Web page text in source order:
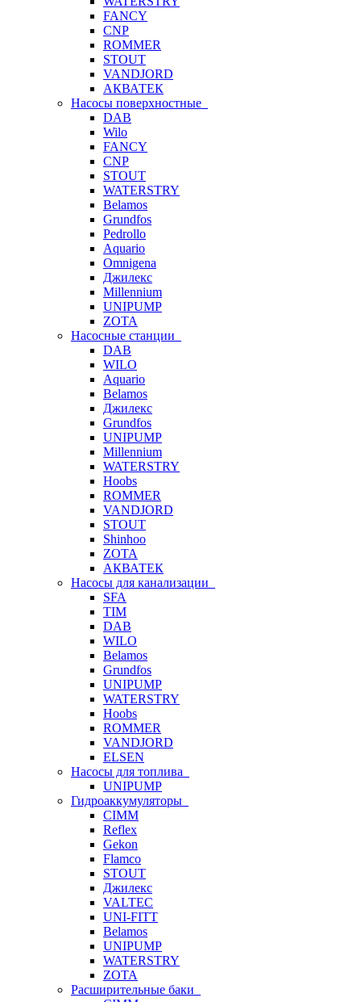
FANCY
CNP
ROMMER
STOUT
VANDJORD
АКВАТЕК
Насосы поверхностные
DAB
Wilo
FANCY
CNP
STOUT
WATERSTRY
Belamos
Grundfos
Pedrollo
Aquario
Omnigena
Джилекс
Millennium
UNIPUMP
ZOTA
Насосные станции
DAB
WILO
Aquario
Belamos
Джилекс
Grundfos
UNIPUMP
Millennium
WATERSTRY
Hoobs
ROMMER
VANDJORD
STOUT
Shinhoo
ZOTA
АКВАТЕК
Насосы для канализации
SFA
TIM
DAB
WILO
Belamos
Grundfos
UNIPUMP
WATERSTRY
Hoobs
ROMMER
VANDJORD
ELSEN
Насосы для топлива
UNIPUMP
Гидроаккумуляторы
CIMM
Reflex
Gekon
Flamco
STOUT
Джилекс
VALTEC
UNI-FITT
Belamos
UNIPUMP
WATERSTRY
ZOTA
Расширительные баки